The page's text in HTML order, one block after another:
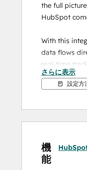
the full
HubSpot
With this
data flows
real-time
GTM
operational
updates, or
🚀
さらに表示
設定方
機
能